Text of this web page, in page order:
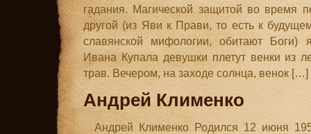
гадания. Магической защитой во время
другой (из Яви к Прави, то есть к
славянской мифологии, обитают Боги)
Ивана Купала девушки плетут венки из
трав. Вечером, на заходе солнца, венок […]
Андрей Клименко
Андрей Клименко Родился 12 июня